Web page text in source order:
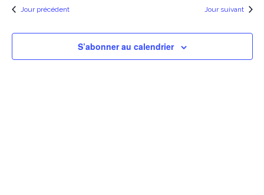
uneJour précédent Jour suivant
S’abonner au calendrier